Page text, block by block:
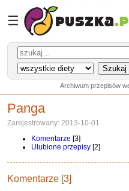
☰
Archiwum przepisów
Panga
Zarejestrowany: 2013-10-01
Komentarze [3]
Ulubione przepisy [2]
Komentarze [3]